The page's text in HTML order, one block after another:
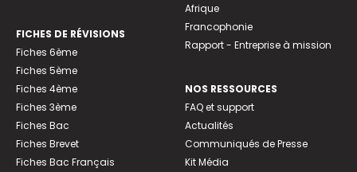
FICHES DE RÉVISIONS
Fiches 6ème
Fiches 5ème
Fiches 4ème
Fiches 3ème
Fiches Bac
Fiches Brevet
Fiches Bac Français
Afrique
Francophonie
Rapport - Entreprise à mission
NOS RESSOURCES
FAQ et support
Actualités
Communiqués de Presse
Kit Média